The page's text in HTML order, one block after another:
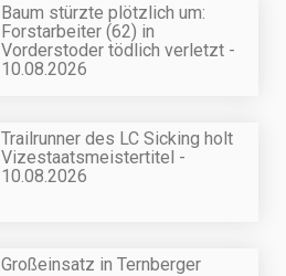
Baum stürzte plötzlich um:
Forstarbeiter (62) in
Vorderstoder tödlich verletzt -
10.08.2026
Trailrunner des LC Sicking holt
Vizestaatsmeistertitel -
10.08.2026
Großeinsatz in Ternberger